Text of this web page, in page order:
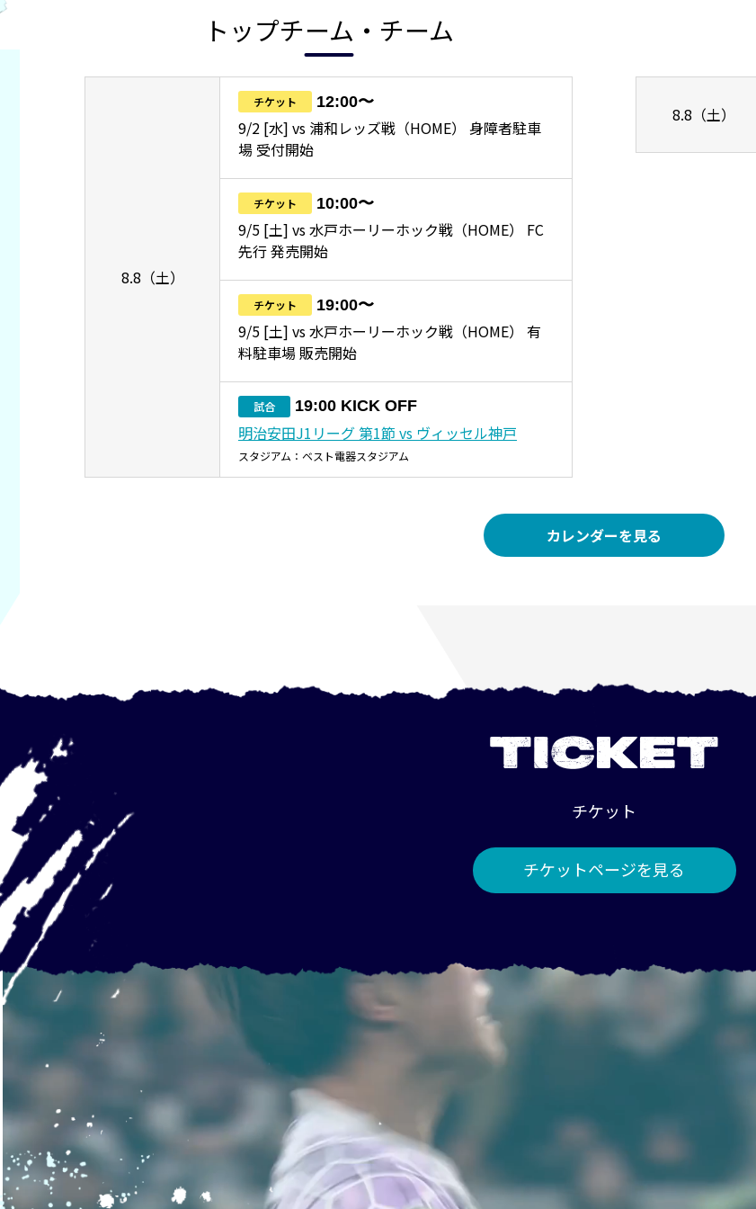
トップチーム・チーム
8.8（土）
チケット 12:00〜
9/2 [水] vs 浦和レッズ戦（HOME） 身障者駐車
場 受付開始
チケット 10:00〜
9/5 [土] vs 水戸ホーリーホック戦（HOME） FC
先行 発売開始
チケット 19:00〜
9/5 [土] vs 水戸ホーリーホック戦（HOME） 有
料駐車場 販売開始
試合 19:00 KICK OFF
明治安田J1リーグ 第1節 vs ヴィッセル神戸
スタジアム：ベスト電器スタジアム
8.8（土）
カレンダーを見る
TICKET
チケット
チケットページを見る